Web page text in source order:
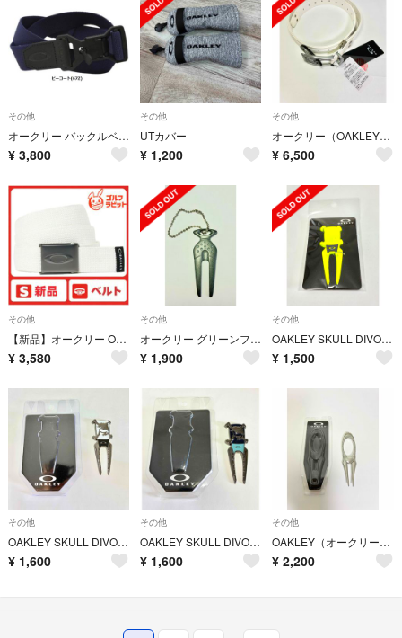
その他
オークリー バックルベルト 16.0 67Z ピーコート
¥ 3,800
その他
UTカバー
¥ 1,200
その他
オークリー（OAKLEY）ゴルフ SKULL ベルト ホワイト
¥ 6,500
その他
【新品】オークリー OAKLEY ゴルフベルト ホワイト
¥ 3,580
その他
オークリー グリーンフォーク
¥ 1,900
その他
OAKLEY SKULL DIVOT REPAIR 4.0 SULPHUR
¥ 1,500
その他
OAKLEY SKULL DIVOT REPAIR WHITE
¥ 1,600
その他
OAKLEY SKULL DIVOT REPAIR PEACOAT
¥ 1,600
その他
OAKLEY（オークリー）のDIVOT TOOL（ディボットツール シルバー）
¥ 2,200